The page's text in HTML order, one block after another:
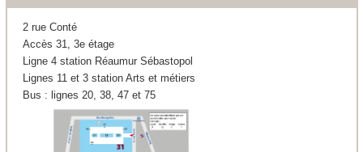
2 rue Conté
Accès 31, 3e étage
Ligne 4 station Réaumur Sébastopol
Lignes 11 et 3 station Arts et métiers
Bus : lignes 20, 38, 47 et 75